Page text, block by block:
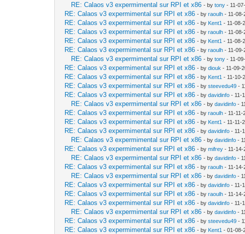
RE: Calaos v3 expermimental sur RPI et x86 - bytony - 11-
RE: Calaos v3 expermimental sur RPI et x86 - byraoulh - 11-08-
RE: Calaos v3 expermimental sur RPI et x86 - by Kent1 - 11-08-
RE: Calaos v3 expermimental sur RPI et x86 - byraoulh - 11-08-
RE: Calaos v3 expermimental sur RPI et x86 - by Kent1 - 11-08-
RE: Calaos v3 expermimental sur RPI et x86 - byraoulh - 11-09-
RE: Calaos v3 expermimental sur RPI et x86 - bytony - 11-
RE: Calaos v3 expermimental sur RPI et x86 - bydiouk - 11-09-
RE: Calaos v3 expermimental sur RPI et x86 - by Kent1 - 11-10-
RE: Calaos v3 expermimental sur RPI et x86 - bysteevedu49 -
RE: Calaos v3 expermimental sur RPI et x86 - bydavidinfo - 11-
RE: Calaos v3 expermimental sur RPI et x86 - bydavidinfo -
RE: Calaos v3 expermimental sur RPI et x86 - byraoulh - 11-11-
RE: Calaos v3 expermimental sur RPI et x86 - by Kent1 - 11-11-
RE: Calaos v3 expermimental sur RPI et x86 - bydavidinfo - 11-
RE: Calaos v3 expermimental sur RPI et x86 - bydavidinfo -
RE: Calaos v3 expermimental sur RPI et x86 - bymifrey - 11-14-
RE: Calaos v3 expermimental sur RPI et x86 - bydavidinfo -
RE: Calaos v3 expermimental sur RPI et x86 - byraoulh - 11-14-
RE: Calaos v3 expermimental sur RPI et x86 - bydavidinfo -
RE: Calaos v3 expermimental sur RPI et x86 - bydavidinfo - 11-
RE: Calaos v3 expermimental sur RPI et x86 - byraoulh - 11-14-
RE: Calaos v3 expermimental sur RPI et x86 - bydavidinfo - 11-
RE: Calaos v3 expermimental sur RPI et x86 - bydavidinfo -
RE: Calaos v3 expermimental sur RPI et x86 - bysteevedu49 -
RE: Calaos v3 expermimental sur RPI et x86 - by Kent1 - 01-08-